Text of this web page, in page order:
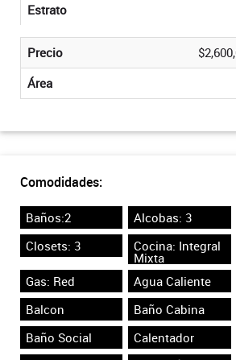
Estrato
Precio
Área
Comodidades:
Baños:2
Alcobas: 3
Closets: 3
Cocina: Integral
Mixta
Gas: Red
Agua Caliente
Balcon
Baño Cabina
Baño Social
Calentador